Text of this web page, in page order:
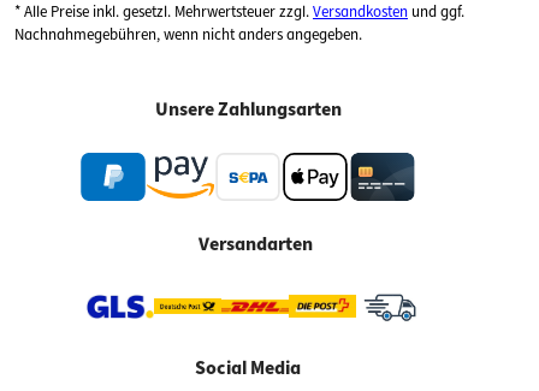
* Alle Preise inkl. gesetzl. Mehrwertsteuer zzgl.Versandkosten und ggf.
Nachnahmegebühren, wenn nicht anders angegeben.
Unsere Zahlungsarten
Versandarten
Social Media